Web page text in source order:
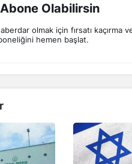
Olabilirsin
olmak için fırsatı kaçırma
hemen başlat.